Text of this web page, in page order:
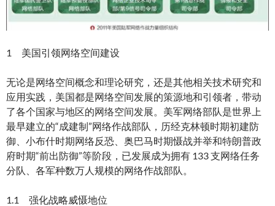
1 美国引领网络空间建设
无论是网络空间概念和理论研究，还是其他相关技术研究和
应用实践，美国都是网络空间发展的策源地和引领者，带动
了各个国家与地区的网络空间发展。美军网络部队是世界上
最早建立的“成建制”网络作战部队，历经克林顿时期初建防
御、小布什时期网络反恐、奥巴马时期慑战并举和特朗普政
府时期“前出防御”等阶段，已发展成为拥有 133 支网络任务
分队、各军种数万人规模的网络作战部队。
1.1 强化战略威慑地位